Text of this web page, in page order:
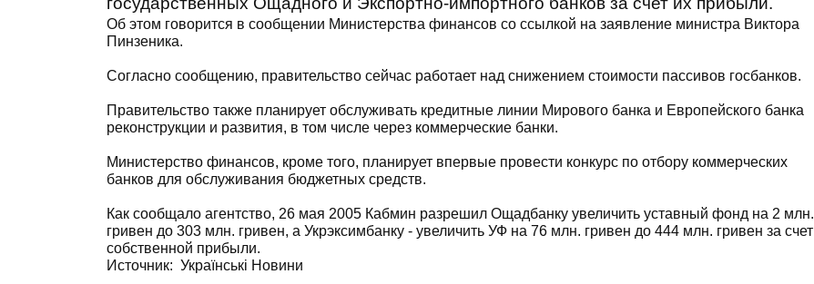
Об этом говорится в сообщении Министерства финансов со ссылкой на заявление министра Виктора
Пинзеника.
Согласно сообщению, правительство сейчас работает над снижением стоимости пассивов госбанков.
Правительство также планирует обслуживать кредитные линии Мирового банка и Европейского банка
реконструкции и развития, в том числе через коммерческие банки.
Министерство финансов, кроме того, планирует впервые провести конкурс по отбору коммерческих
банков для обслуживания бюджетных средств.
Как сообщало агентство, 26 мая 2005 Кабмин разрешил Ощадбанку увеличить уставный фонд на 2 млн.
гривен до 303 млн. гривен, а Укрэксимбанку - увеличить УФ на 76 млн. гривен до 444 млн. гривен за счет
собственной прибыли.
Источник: Українські Новини